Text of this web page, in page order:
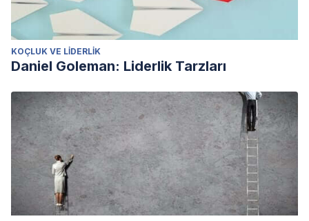
KOÇLUK VE LIDERLIK
Daniel Goleman: Liderlik Tarzları